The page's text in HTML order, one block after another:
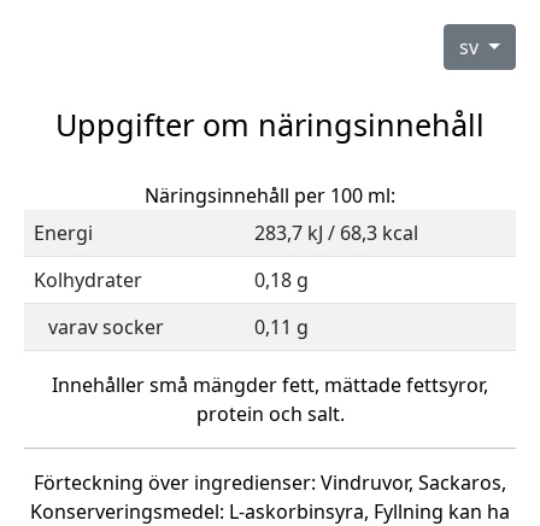
sv
Uppgifter om näringsinnehåll
Näringsinnehåll per 100 ml:
Energi
283,7 kJ / 68,3 kcal
Kolhydrater
0,18 g
varav socker
0,11 g
Innehåller små mängder fett, mättade fettsyror,
protein och salt.
Förteckning över ingredienser: Vindruvor, Sackaros,
Konserveringsmedel: L-askorbinsyra, Fyllning kan ha